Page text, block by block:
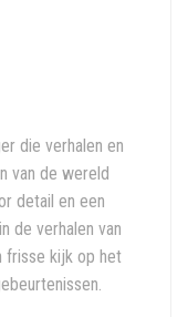
die verhalen en
van de wereld
detail en een
de verhalen van
frisse kijk op het